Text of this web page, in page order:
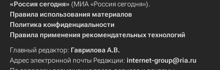
«Россия сегодня» (МИА «Россия сегодня»).
Правила использования материалов
Политика конфиденциальности
Правила применения рекомендательных технологий
Главный редактор: Гаврилова А.В.
Адрес электронной почты Редакции: internet-group@ria.ru